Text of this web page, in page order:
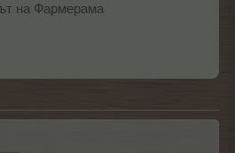
на Фармерама​